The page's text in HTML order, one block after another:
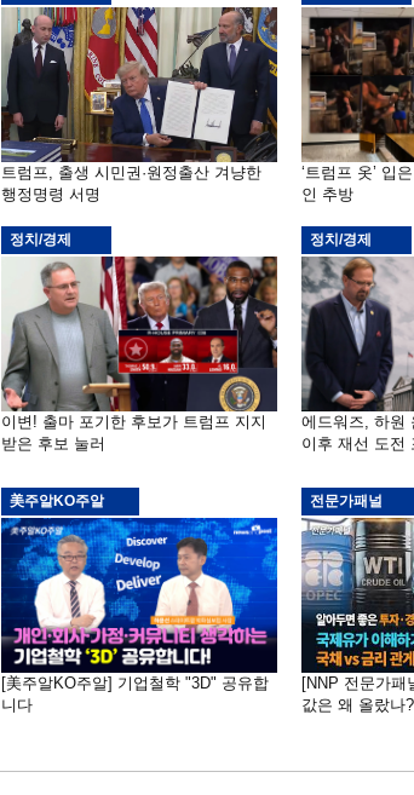
트럼프, 출생 시민권·원정출산 겨냥한
행정명령 서명
‘트럼프 옷’ 입
인 추방
정치/경제
이변! 출마 포기한 후보가 트럼프 지지
받은 후보 눌러
정치/경제
에드워즈, 하원
이후 재선 도전
美주알KO주알
[美주알KO주알] 기업철학 "3D" 공유합
니다
전문가패널
[NNP 전문가패
값은 왜 올랐